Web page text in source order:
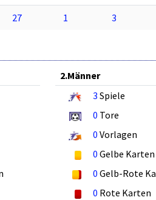
27 1 3
2.Männer
3 Spiele
0 Tore
0 Vorlagen
0 Gelbe Karten
0 Gelb-Rote
0 Rote Karten